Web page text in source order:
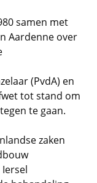
samen met
Aardenne over
(PvdA) en
tot stand om
te gaan.
zaken